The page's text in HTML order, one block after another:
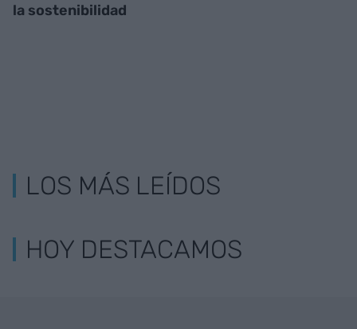
la sostenibilidad
LOS MÁS LEÍDOS
HOY DESTACAMOS